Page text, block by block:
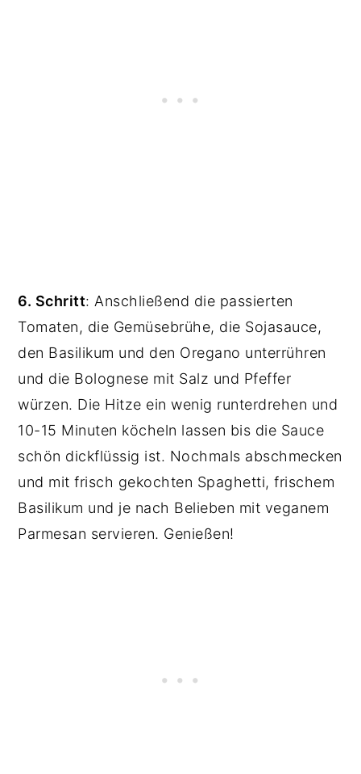
6. Schritt: Anschließend die passierten
Tomaten, die Gemüsebrühe, die Sojasauce,
den Basilikum und den Oregano unterrühren
und die Bolognese mit Salz und Pfeffer
würzen. Die Hitze ein wenig runterdrehen und
10-15 Minuten köcheln lassen bis die Sauce
schön dickflüssig ist. Nochmals abschmecken
und mit frisch gekochten Spaghetti, frischem
Basilikum und je nach Belieben mit veganem
Parmesan servieren. Genießen!